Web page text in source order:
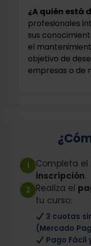
¿A quién está
profesionales
sus
el
objetivo de
empresas o de
1 Completa el
inscripción.
2 Realiza el
tu curso:
3 cuotas
(Mercado
Pago Fácil